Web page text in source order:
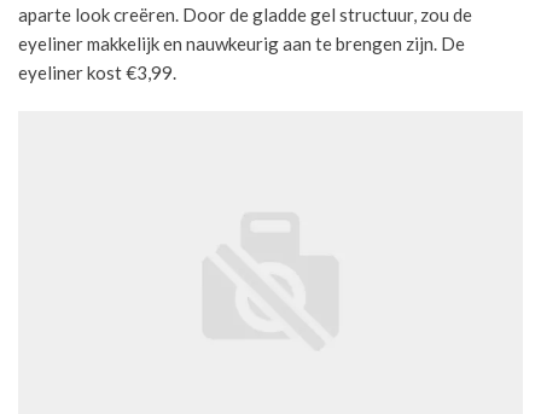
aparte look creëren. Door de gladde gel structuur, zou de
eyeliner makkelijk en nauwkeurig aan te brengen zijn. De
eyeliner kost €3,99.